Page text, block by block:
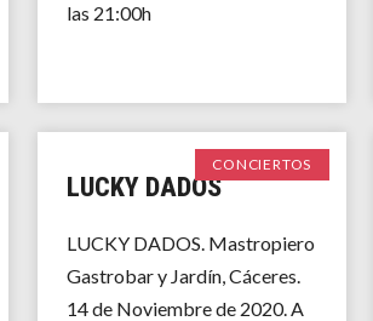
las 21:00h
CONCIERTOS
LUCKY DADOS
LUCKY DADOS. Mastropiero
Gastrobar y Jardín, Cáceres.
14 de Noviembre de 2020. A